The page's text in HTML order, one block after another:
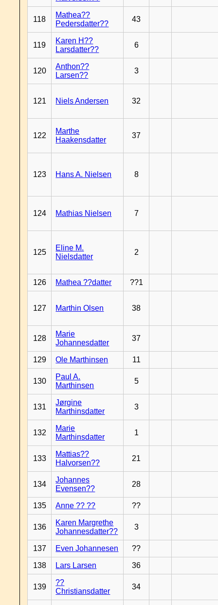
118
Mathea??
Pedersdatter??
43
119
Karen H??
Larsdatter??
6
120
Anthon??
Larsen??
3
121 Niels Andersen 32
122
Marthe
Haakensdatter
37
123 Hans A. Nielsen 8
124 Mathias Nielsen 7
125
Eline M.
Nielsdatter
2
126 Mathea ??datter ??1
127 Marthin Olsen 38
128
Marie
Johannesdatter
37
129 Ole Marthinsen 11
130
Paul A.
Marthinsen
5
131
Jørgine
Marthinsdatter
3
132
Marie
Marthinsdatter
1
133
Mattias??
Halvorsen??
21
134
Johannes
Evensen??
28
135 Anne ?? ?? ??
136
Karen Margrethe
Johannesdatter??
3
137 Even Johannesen ??
138 Lars Larsen 36
139
??
Christiansdatter
34